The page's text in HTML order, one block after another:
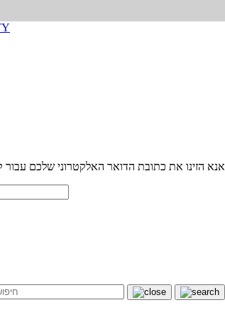
אנא הזינו את כתובת הדואר האלקטרוני שלכם עבור